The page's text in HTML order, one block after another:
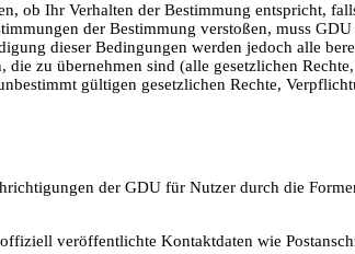
ob Ihr Verhalten der Bestimmung entspricht,
der Bestimmung verstoßen, muss
dieser Bedingungen werden jedoch alle
zu übernehmen sind (alle gesetzlichen
gültigen gesetzlichen Rechte,
der GDU für Nutzer durch die
veröffentlichte Kontaktdaten wie